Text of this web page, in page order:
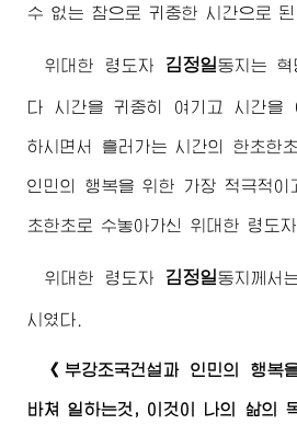
수 없는 참으로 귀중한 시간으로 된
위대한 령도자 김정일동지 는 혁
다 시간을 귀중히 여기고 시간을
하시면서 흘러가는 시간의 한초한
인민의 행복을 위한 가장 적극적
초한초로 수놓아가신 위대한 령도자
위대한 령도자 김정일동지 께서
시였다.
《부강조국건설과 인민의 행복
바쳐 일하는것, 이것이 나의 삶의